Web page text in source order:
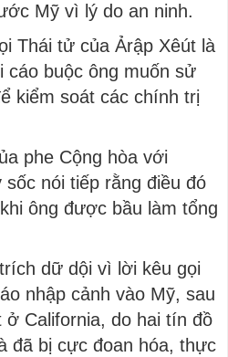
Mỹ vì lý do an ninh.
Thái tử của Ảrập Xêút là
cáo buộc ông muốn sử
kiểm soát các chính trị
phe Cộng hòa với
nói tiếp rằng điều đó
ông được bầu làm tổng
dữ dội vì lời kêu gọi
nhập cảnh vào Mỹ, sau
ở California, do hai tín đồ
đã bị cực đoan hóa, thực